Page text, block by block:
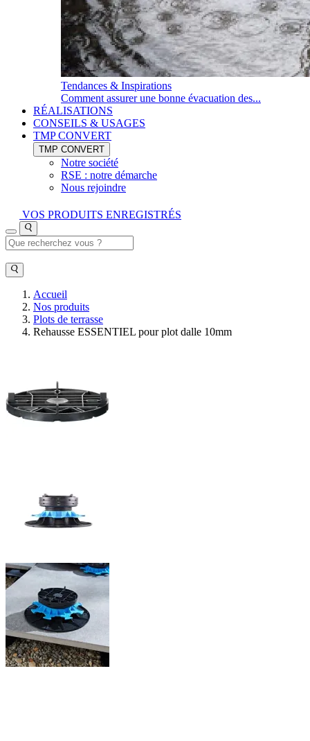
Tendances & Inspirations
Comment assurer une bonne évacuation des...
RÉALISATIONS
CONSEILS & USAGES
TMP CONVERT
TMP CONVERT
Notre société
RSE : notre démarche
Nous rejoindre
VOS PRODUITS ENREGISTRÉS
Accueil
Nos produits
Plots de terrasse
Rehausse ESSENTIEL pour plot dalle 10mm